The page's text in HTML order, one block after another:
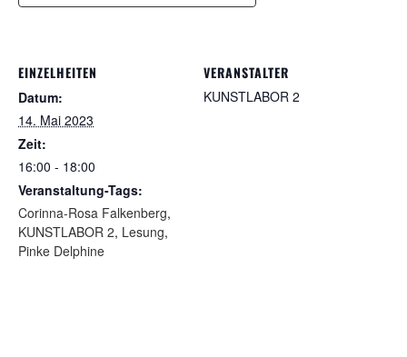
EINZELHEITEN
Datum:
14. Mai 2023
Zeit:
16:00 - 18:00
Veranstaltung-Tags:
Corinna-Rosa Falkenberg,
KUNSTLABOR 2, Lesung,
Pinke Delphine
VERANSTALTER
KUNSTLABOR 2